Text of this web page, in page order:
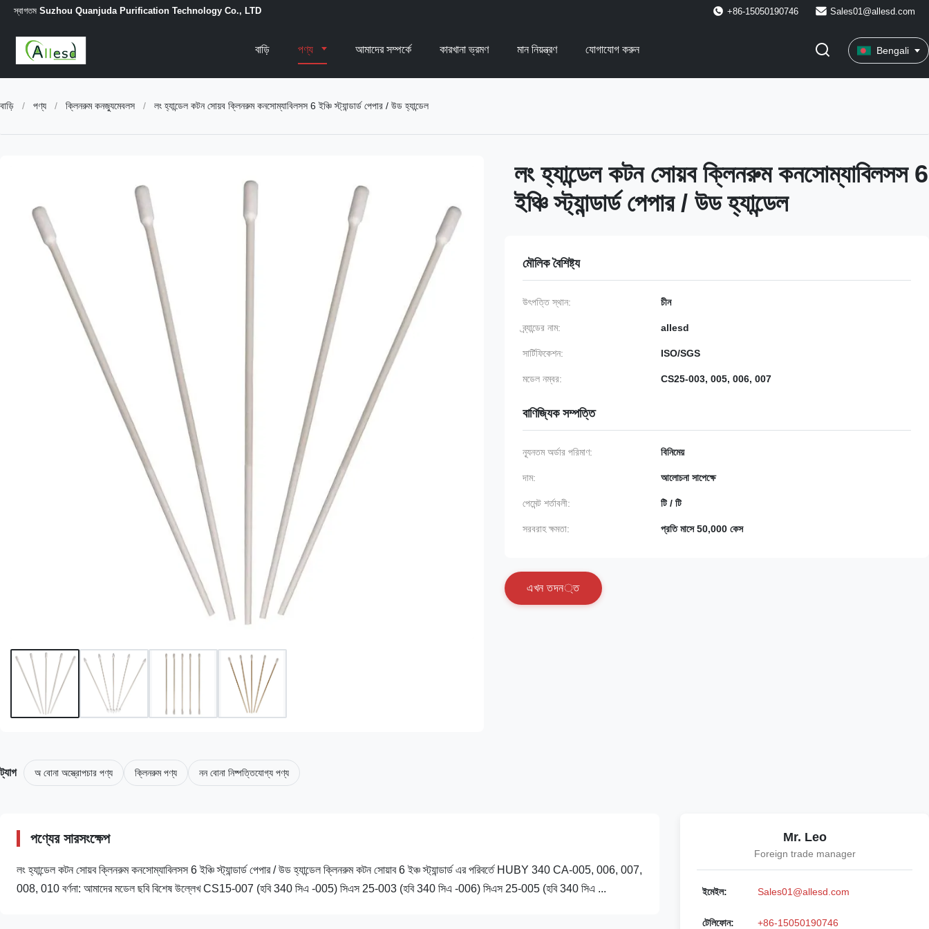
স্বাগতম Suzhou Quanjuda Purification Technology Co., LTD +86-15050190746 Sales01@allesd.com
বাড়ি পণ্য আমাদের সম্পর্কে কারখানা ভ্রমণ মান নিয়ন্ত্রণ যোগাযোগ করুন Bengali
বাড়ি / পণ্য / ক্লিনরুম কনজ্যুমেবলস / লং হ্যান্ডেল কটন সোয়ব ক্লিনরুম কনসোম্যাবিলসস 6 ইঞ্চি স্ট্যান্ডার্ড পেপার / উড হ্যান্ডেল
লং হ্যান্ডেল কটন সোয়ব ক্লিনরুম কনসোম্যাবিলসস 6
ইঞ্চি স্ট্যান্ডার্ড পেপার / উড হ্যান্ডেল
মৌলিক বৈশিষ্ট্য
উৎপত্তি স্থান: চীন
ব্র্যান্ডের নাম: allesd
সার্টিফিকেশন: ISO/SGS
মডেল নম্বর: CS25-003, 005, 006, 007
বাণিজ্যিক সম্পত্তি
ন্যূনতম অর্ডার পরিমাণ: বিনিমেয়
দাম: আলোচনা সাপেক্ষে
পেমেন্ট শর্তাবলী: টি / টি
সরবরাহ ক্ষমতা: প্রতি মাসে 50,000 কেস
এখন তদন্ত
ট্যাগ অ বোনা অস্ত্রোপচার পণ্য ক্লিনরুম পণ্য নন বোনা নিষ্পত্তিযোগ্য পণ্য
পণ্যের সারসংক্ষেপ
লং হ্যান্ডেল কটন সোয়ব ক্লিনরুম কনসোম্যাবিলসস 6 ইঞ্চি স্ট্যান্ডার্ড পেপার / উড হ্যান্ডেল ক্লিনরুম কটন সোয়াব 6 ইঞ্চ স্ট্যান্ডার্ড এর পরিবর্তে HUBY 340 CA-005, 006, 007,
008, 010 বর্ণনা: আমাদের মডেল ছবি বিশেষ উল্লেখ CS15-007 (হবি 340 সিএ -005) সিএস 25-003 (হবি 340 সিএ -006) সিএস 25-005 (হবি 340 সিএ ...
Mr. Leo
Foreign trade manager
ইমেইল: Sales01@allesd.com
টেলিফোন: +86-15050190746